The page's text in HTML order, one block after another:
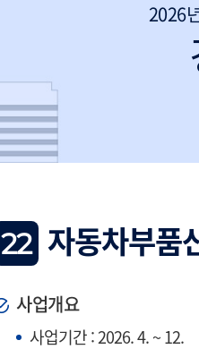
2026
22 자동차부품
사업개요
사업기간 : 2026. 4. ~ 12.